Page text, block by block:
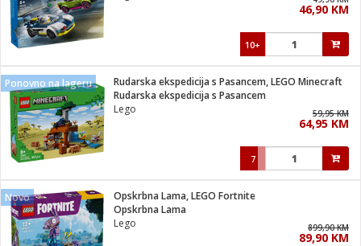
46,90 KM
10+
Ponovno na lageru
Rudarska ekspedicija s Pasancem, LEGO Minecraft
Rudarska ekspedicija s Pasancem
Lego
59,95 KM
64,95 KM
7
Novo
Opskrbna Lama, LEGO Fortnite
Opskrbna Lama
Lego
899,90 KM
89,90 KM